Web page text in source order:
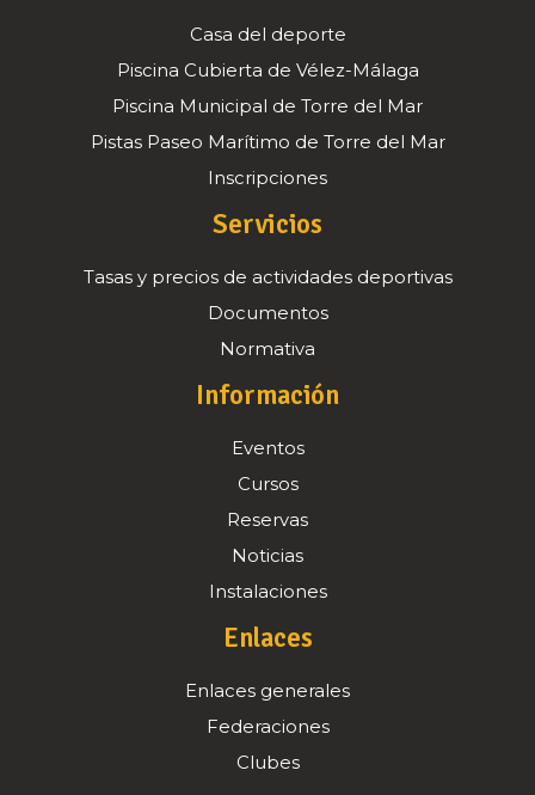
Casa del deporte
Piscina Cubierta de Vélez-Málaga
Piscina Municipal de Torre del Mar
Pistas Paseo Marítimo de Torre del Mar
Inscripciones
Servicios
Tasas y precios de actividades deportivas
Documentos
Normativa
Información
Eventos
Cursos
Reservas
Noticias
Instalaciones
Enlaces
Enlaces generales
Federaciones
Clubes